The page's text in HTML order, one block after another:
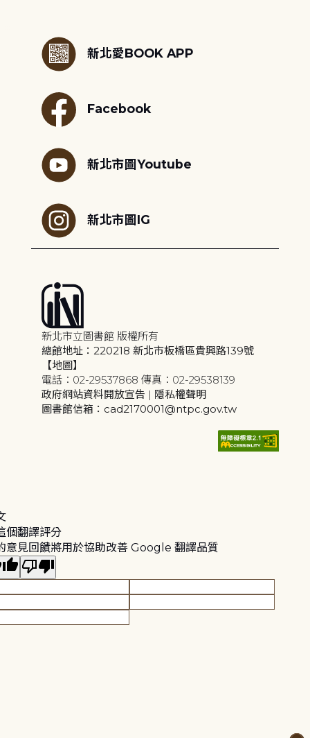
新北愛BOOK APP
Facebook
新北市圖Youtube
新北市圖IG
新北市立圖書館 版權所有
總館地址：220218 新北市板橋區貴興路139號
【地圖】
電話：02-29537868 傳真：02-29538139
政府網站資料開放宣告 | 隱私權聲明
圖書館信箱：cad2170001@ntpc.gov.tw
個翻譯評分
意見回饋將用於協助改善 Google 翻譯品質